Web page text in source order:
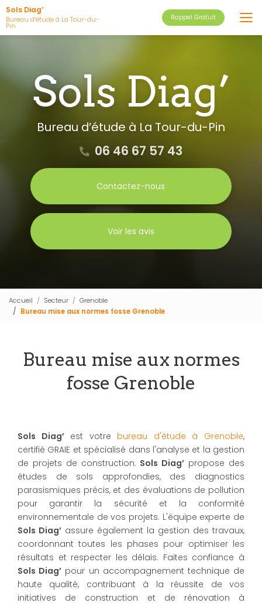
Aller
au
contenu
Sols Diag’
Bureau d’étude à La Tour-du-
Pin
Rappel Gratuit
Bureau d’étude à La Tour-du-Pin
06 46 67 57 43
Contactez-nous
Voir les avis
Accueil Secteur
Grenoble
Bureau mise aux normes fosse Grenoble
Bureau mise aux normes
fosse Grenoble
Sols Diag’est votre bureau d'étude à Grenoble,
certifié GRAIE et spécialisé dans l'analyse et la gestion
de projets de construction. Sols Diag’ propose des
études de sols approfondies, des diagnostics
parasismiques précis, et des évaluations de pollution
pour garantir la sécurité et la conformité
environnementale de vos projets. L'équipe experte de
Sols Diag’ assure également la gestion des travaux,
coordonnant toutes les phases pour optimiser les
résultats et respecter les délais. Faites confiance à
Sols Diag’ pour un accompagnement technique de
haute qualité, contribuant à la réussite de vos
initiatives de construction et de rénovation à